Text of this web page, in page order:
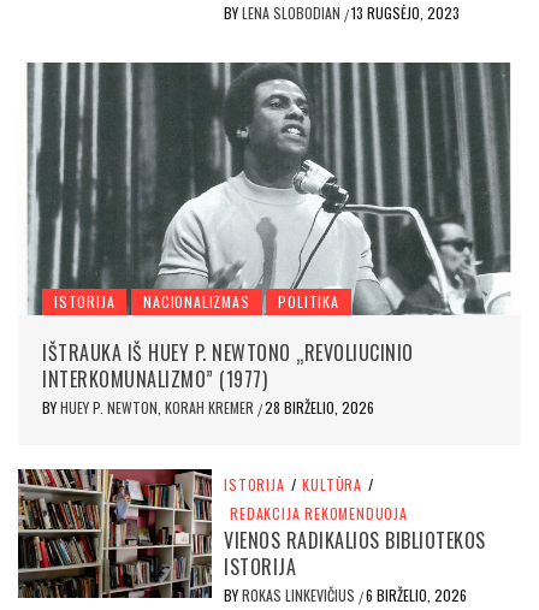
BYLENA SLOBODIAN /13 RUGSĖJO, 2023
ISTORIJA NACIONALIZMAS POLITIKA
IŠTRAUKA IŠ HUEY P. NEWTONO „REVOLIUCINIO
INTERKOMUNALIZMO” (1977)
BYHUEY P. NEWTON, KORAH KREMER /28 BIRŽELIO, 2026
ISTORIJA / KULTŪRA /
REDAKCIJA REKOMENDUOJA
VIENOS RADIKALIOS BIBLIOTEKOS
ISTORIJA
BYROKAS LINKEVIČIUS /6 BIRŽELIO, 2026